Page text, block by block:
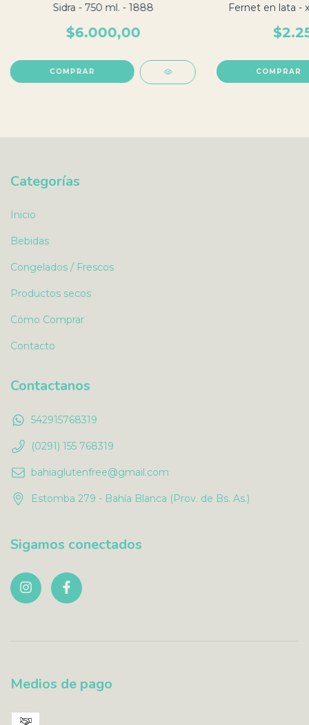
Sidra - 750 ml. - 1888
$6.000,00
Fernet en lata -
Categorías
Inicio
Bebidas
Congelados / Frescos
Productos secos
Cómo Comprar
Contacto
Contactanos
542915768319
(0291) 155 768319
bahiaglutenfree@gmail.com
Estomba 279 - Bahía Blanca (Prov. de Bs. As.)
Sigamos conectados
Medios de pago